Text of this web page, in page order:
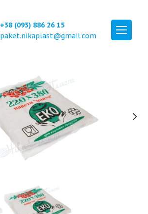
+38 (093) 886 26 15
paket.nikaplast@gmail.com